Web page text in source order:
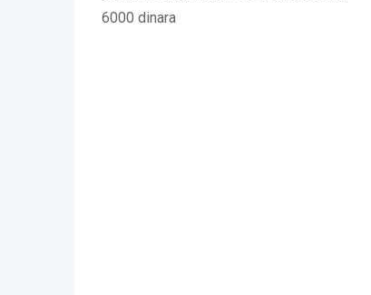
6000 dinara